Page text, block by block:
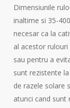
Dimensiunile
inaltime si 35-
necesar ca la
al acestor
sau pentru a
sunt rezistente
de razele solare
atunci cand sunt